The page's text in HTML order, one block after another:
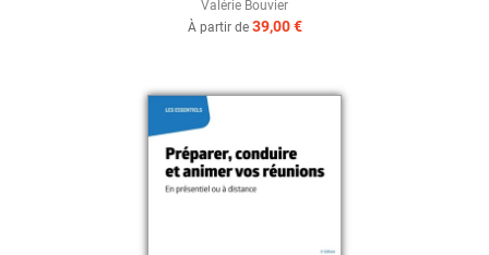
Valérie Bouvier
À partir de 39,00 €